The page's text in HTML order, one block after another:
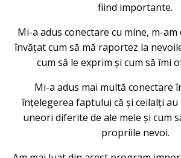
fiind importante.
Mi-a adus conectare cu mine, m-
învățat cum să mă raportez la
cum să le exprim și cum să îmi
Mi-a adus mai multă conectare
înțelegerea faptului că și ceilalți
uneori diferite de ale mele și cum
propriile nevoi.